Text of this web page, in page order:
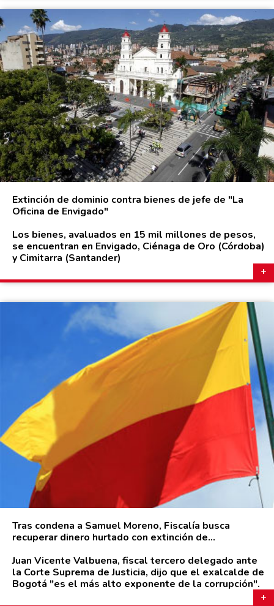
Extinción de dominio contra bienes de jefe de "La
Oficina de Envigado"
Los bienes, avaluados en 15 mil millones de pesos,
se encuentran en Envigado, Ciénaga de Oro (Córdoba)
y Cimitarra (Santander)
Tras condena a Samuel Moreno, Fiscalía busca
recuperar dinero hurtado con extinción de...
Juan Vicente Valbuena, fiscal tercero delegado ante
la Corte Suprema de Justicia, dijo que el exalcalde de
Bogotá "es el más alto exponente de la corrupción".